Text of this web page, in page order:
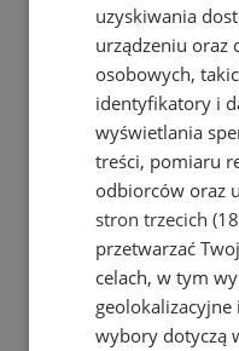
uzyskiwania
urządzeniu oraz
osobowych,
identyfikatory i
wyświetlania
treści, pomiaru
odbiorców oraz
stron trzecich
przetwarzać
celach, w tym
geolokalizacyjne
wybory dotyczą